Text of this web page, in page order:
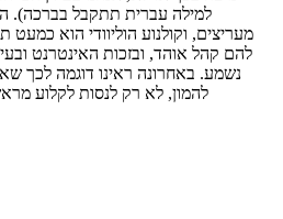
למילה עברית תתקבל בברכה).
מעריצים, וקולנוע הוליוודי הוא
להם קהל אוהד, ובזכות האינטרנט
נשמע. באחרונה ראינו דוגמה לכך
להמון, לא רק לנסות לקלוע